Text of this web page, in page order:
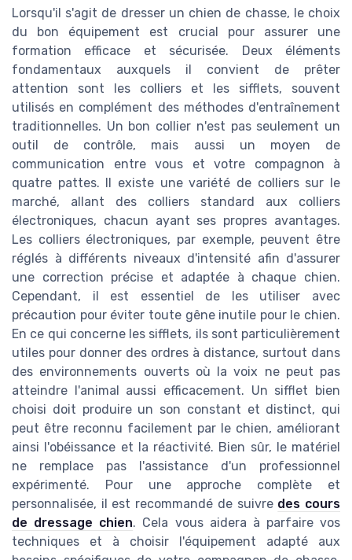
Lorsqu'il s'agit de dresser un chien de chasse, le choix
du bon équipement est crucial pour assurer une
formation efficace et sécurisée. Deux éléments
fondamentaux auxquels il convient de prêter
attention sont les colliers et les sifflets, souvent
utilisés en complément des méthodes d'entraînement
traditionnelles. Un bon collier n'est pas seulement un
outil de contrôle, mais aussi un moyen de
communication entre vous et votre compagnon à
quatre pattes. Il existe une variété de colliers sur le
marché, allant des colliers standard aux colliers
électroniques, chacun ayant ses propres avantages.
Les colliers électroniques, par exemple, peuvent être
réglés à différents niveaux d'intensité afin d'assurer
une correction précise et adaptée à chaque chien.
Cependant, il est essentiel de les utiliser avec
précaution pour éviter toute gêne inutile pour le chien.
En ce qui concerne les sifflets, ils sont particulièrement
utiles pour donner des ordres à distance, surtout dans
des environnements ouverts où la voix ne peut pas
atteindre l'animal aussi efficacement. Un sifflet bien
choisi doit produire un son constant et distinct, qui
peut être reconnu facilement par le chien, améliorant
ainsi l'obéissance et la réactivité. Bien sûr, le matériel
ne remplace pas l'assistance d'un professionnel
expérimenté. Pour une approche complète et
personnalisée, il est recommandé de suivre des cours
de dressage chien. Cela vous aidera à parfaire vos
techniques et à choisir l'équipement adapté aux